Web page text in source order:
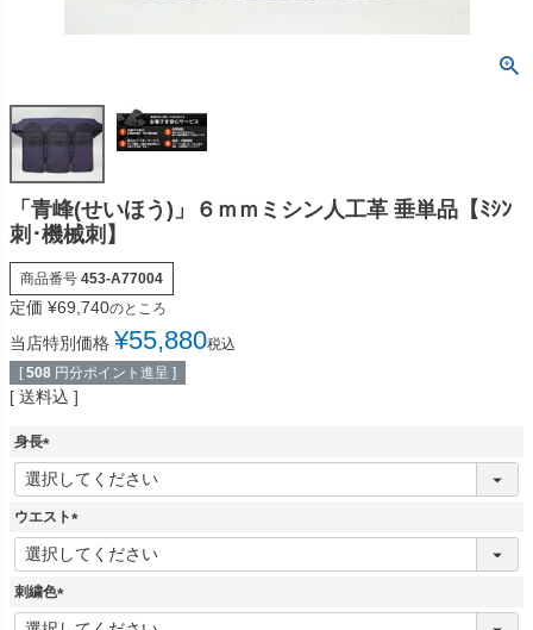
「青峰(せいほう)」６ｍｍミシン人工革 垂単品【ﾐｼﾝ
刺･機械刺】
商品番号 453-A77004
定価 ¥69,740のところ
当店特別価格 ¥55,880税込
[ 508 円分ポイント進呈 ]
送料込
身長
(
必
須
ウエスト
(
必
刺繍色
(